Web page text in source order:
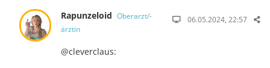
Rapunzeloid Oberarzt/-
ärztin
06.05.2024, 22:57
@cleverclaus: